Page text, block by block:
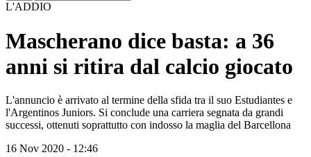
L'ADDIO
Mascherano dice basta: a 36
anni si ritira dal calcio giocato
L'annuncio è arrivato al termine della sfida tra il suo Estudiantes e
l'Argentinos Juniors. Si conclude una carriera segnata da grandi
successi, ottenuti soprattutto con indosso la maglia del Barcellona
16 Nov 2020 - 12:46